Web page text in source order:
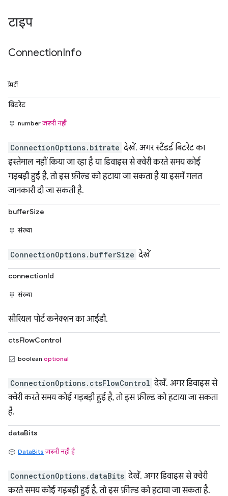
टाइप
ConnectionInfo
प्रॉपर्टी
बिटरेट
numberज़रूरी नहीं
ConnectionOptions.bitrate देखें. अगर स्टैंडर्ड बिटरेट का
इस्तेमाल नहीं किया जा रहा है या डिवाइस से क्वेरी करते समय कोई
गड़बड़ी हुई है, तो इस फ़ील्ड को हटाया जा सकता है या इसमें गलत
जानकारी दी जा सकती है.
bufferSize
संख्या
ConnectionOptions.bufferSize देखें
connectionId
संख्या
सीरियल पोर्ट कनेक्शन का आईडी.
ctsFlowControl
boolean optional
ConnectionOptions.ctsFlowControl देखें. अगर डिवाइस से
क्वेरी करते समय कोई गड़बड़ी हुई है, तो इस फ़ील्ड को हटाया जा सकता
है.
dataBits
DataBits ज़रूरी नहीं है
ConnectionOptions.dataBits देखें. अगर डिवाइस से क्वेरी
करते समय कोई गड़बड़ी हुई है, तो इस फ़ील्ड को हटाया जा सकता है.